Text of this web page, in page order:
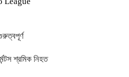
শ্রমিক নিহত